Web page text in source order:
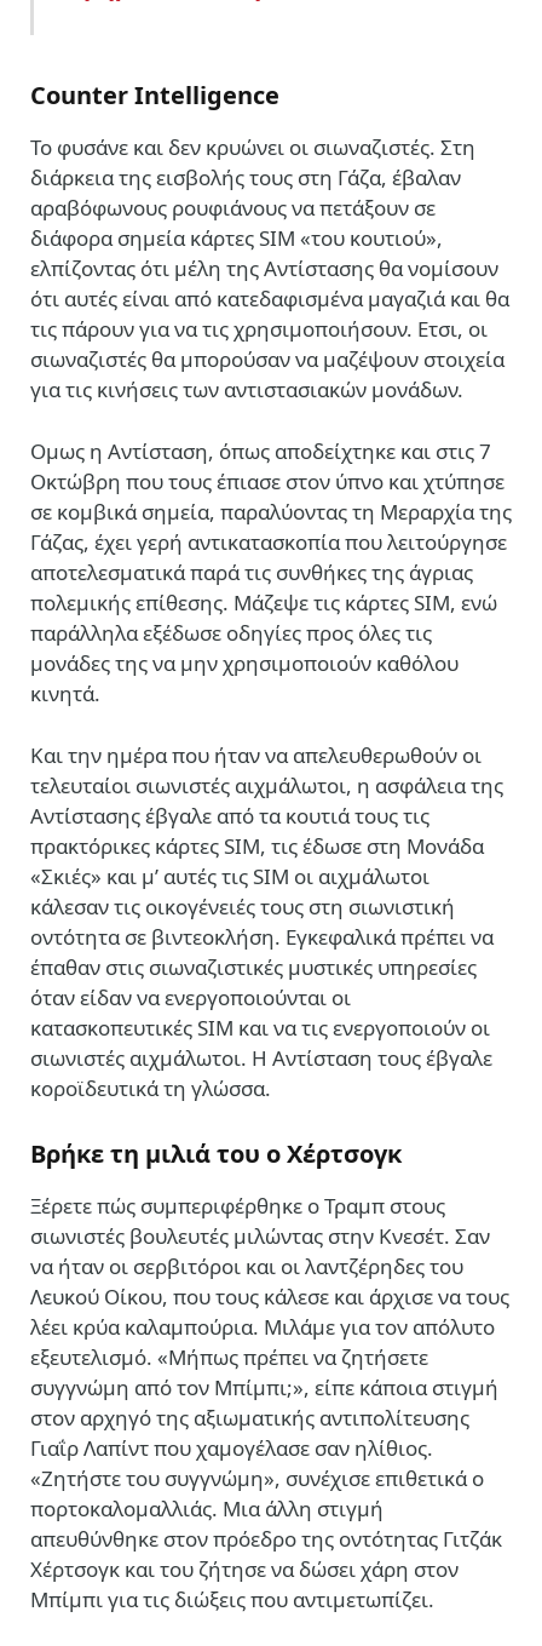
Counter Intelligence
To φυσάνε και δεν κρυώνει οι σιωναζιστές. Στη
διάρκεια της εισβολής τους στη Γάζα, έβαλαν
αραβόφωνους ρουφιάνους να πετάξουν σε
διάφορα σημεία κάρτες SIM «του κουτιού»,
ελπίζοντας ότι μέλη της Αντίστασης θα νομίσουν
ότι αυτές είναι από κατεδαφισμένα μαγαζιά και θα
τις πάρουν για να τις χρησιμοποιήσουν. Ετσι, οι
σιωναζιστές θα μπορούσαν να μαζέψουν στοιχεία
για τις κινήσεις των αντιστασιακών μονάδων.
Ομως η Αντίσταση, όπως αποδείχτηκε και στις 7
Οκτώβρη που τους έπιασε στον ύπνο και χτύπησε
σε κομβικά σημεία, παραλύοντας τη Μεραρχία της
Γάζας, έχει γερή αντικατασκοπία που λειτούργησε
αποτελεσματικά παρά τις συνθήκες της άγριας
πολεμικής επίθεσης. Μάζεψε τις κάρτες SIM, ενώ
παράλληλα εξέδωσε οδηγίες προς όλες τις
μονάδες της να μην χρησιμοποιούν καθόλου
κινητά.
Και την ημέρα που ήταν να απελευθερωθούν οι
τελευταίοι σιωνιστές αιχμάλωτοι, η ασφάλεια της
Αντίστασης έβγαλε από τα κουτιά τους τις
πρακτόρικες κάρτες SIM, τις έδωσε στη Μονάδα
«Σκιές» και μ’ αυτές τις SIM οι αιχμάλωτοι
κάλεσαν τις οικογένειές τους στη σιωνιστική
οντότητα σε βιντεοκλήση. Εγκεφαλικά πρέπει να
έπαθαν στις σιωναζιστικές μυστικές υπηρεσίες
όταν είδαν να ενεργοποιούνται οι
κατασκοπευτικές SIM και να τις ενεργοποιούν οι
σιωνιστές αιχμάλωτοι. Η Αντίσταση τους έβγαλε
κοροϊδευτικά τη γλώσσα.
Βρήκε τη μιλιά του ο Χέρτσογκ
Ξέρετε πώς συμπεριφέρθηκε ο Τραμπ στους
σιωνιστές βουλευτές μιλώντας στην Κνεσέτ. Σαν
να ήταν οι σερβιτόροι και οι λαντζέρηδες του
Λευκού Οίκου, που τους κάλεσε και άρχισε να τους
λέει κρύα καλαμπούρια. Μιλάμε για τον απόλυτο
εξευτελισμό. «Μήπως πρέπει να ζητήσετε
συγγνώμη από τον Μπίμπι;», είπε κάποια στιγμή
στον αρχηγό της αξιωματικής αντιπολίτευσης
Γιαΐρ Λαπίντ που χαμογέλασε σαν ηλίθιος.
«Ζητήστε του συγγνώμη», συνέχισε επιθετικά ο
πορτοκαλομαλλιάς. Μια άλλη στιγμή
απευθύνθηκε στον πρόεδρο της οντότητας Γιτζάκ
Χέρτσογκ και του ζήτησε να δώσει χάρη στον
Μπίμπι για τις διώξεις που αντιμετωπίζει.